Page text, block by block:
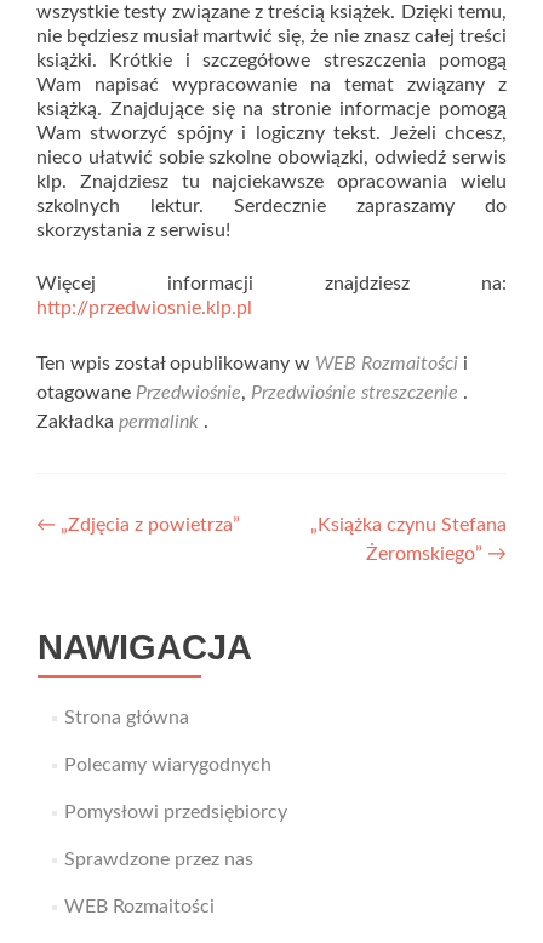
wszystkie testy związane z treścią książek. Dzięki temu,
nie będziesz musiał martwić się, że nie znasz całej treści
książki. Krótkie i szczegółowe streszczenia pomogą
Wam napisać wypracowanie na temat związany z
książką. Znajdujące się na stronie informacje pomogą
Wam stworzyć spójny i logiczny tekst. Jeżeli chcesz,
nieco ułatwić sobie szkolne obowiązki, odwiedź serwis
klp. Znajdziesz tu najciekawsze opracowania wielu
szkolnych lektur. Serdecznie zapraszamy do
skorzystania z serwisu!
Więcej informacji znajdziesz na:
http://przedwiosnie.klp.pl
Ten wpis został opublikowany w WEB Rozmaitości i
otagowane Przedwiośnie, Przedwiośnie streszczenie .
Zakładka permalink .
Nawigacja
← „Zdjęcia z powietrza”
„Książka czynu Stefana
Żeromskiego” →
NAWIGACJA
Strona główna
Polecamy wiarygodnych
Pomysłowi przedsiębiorcy
Sprawdzone przez nas
WEB Rozmaitości